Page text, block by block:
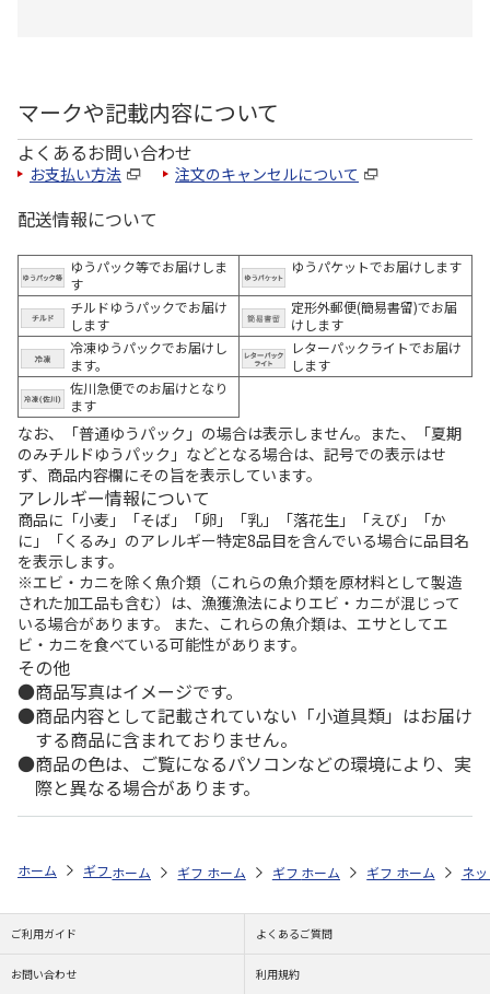
マークや記載内容について
よくあるお問い合わせ
お支払い方法 注文のキャンセルについて
配送情報について
ゆうパック等でお届けしま
す
ゆうパケットでお届けします
チルドゆうパックでお届け
します
定形外郵便(簡易書留)でお届
けします
冷凍ゆうパックでお届けし
ます。
レターパックライトでお届け
します
佐川急便でのお届けとなり
ます
なお、「普通ゆうパック」の場合は表示しません。また、「夏期
のみチルドゆうパック」などとなる場合は、記号での表示はせ
ず、商品内容欄にその旨を表示しています。
アレルギー情報について
商品に「小麦」「そば」「卵」「乳」「落花生」「えび」「か
に」「くるみ」のアレルギー特定8品目を含んでいる場合に品目名
を表示します。
※エビ・カニを除く魚介類（これらの魚介類を原材料として製造
された加工品も含む）は、漁獲漁法によりエビ・カニが混じって
いる場合があります。 また、これらの魚介類は、エサとしてエ
ビ・カニを食べている可能性があります。
その他
商品写真はイメージです。
商品内容として記載されていない「小道具類」はお届け
する商品に含まれておりません。
商品の色は、ご覧になるパソコンなどの環境により、実
際と異なる場合があります。
ホーム ギフトストア お中元・夏ギフト特集 2026 お菓子・スイーツ
ホーム ギフトストア お中元・夏ギフト特集 2026
ホーム ギフトストア お中元・夏ギフト
ホーム ギフトストア お
ホーム ネ
ご利用ガイド よくあるご質問
お問い合わせ 利用規約